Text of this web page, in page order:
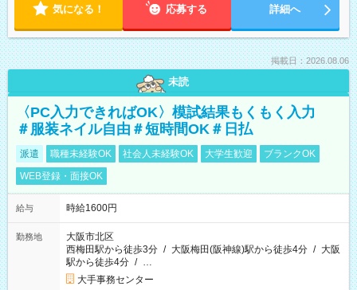
気になる！ 応募する 詳細へ
掲載日：2026.08.06
未読
〈PC入力できればOK〉模試結果もくもく入力
＃服装ネイル自由＃短時間OK＃日払
派遣 職種未経験OK 社会人未経験OK 大学生歓迎
ブランクOK
WEB登録・面接OK
給与 時給1600円
勤務地
大阪市北区
西梅田駅から徒歩3分 / 大阪梅田(阪神線)駅から徒歩4分 / 大阪
駅から徒歩4分 / …
大手事務センター